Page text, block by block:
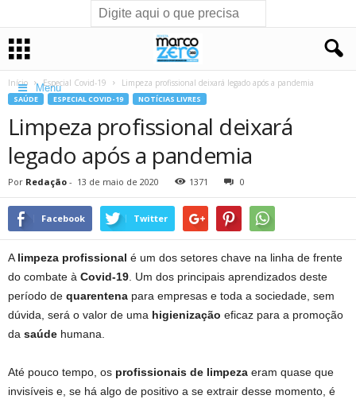
Menu
Início Especial Covid-19 Limpeza profissional deixará legado após a pandemia
SAÚDE ESPECIAL COVID-19 NOTÍCIAS LIVRES
Limpeza profissional deixará
legado após a pandemia
Por Redação - 13 de maio de 2020 1371 0
Facebook Twitter
A limpeza profissional é um dos setores chave na linha de frente
do combate à Covid-19 . Um dos principais aprendizados deste
período de quarentena para empresas e toda a sociedade, sem
dúvida, será o valor de uma higienização eficaz para a promoção
da saúde humana.
Até pouco tempo, os profissionais de limpeza eram quase que
invisíveis e, se há algo de positivo a se extrair desse momento, é